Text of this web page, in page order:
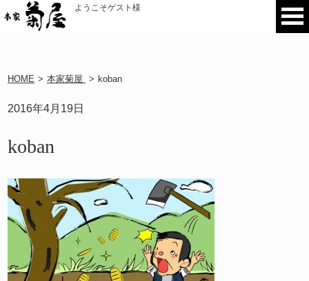
ようこそゲスト様
HOME > 本家菊屋 > koban
2016年4月19日
koban